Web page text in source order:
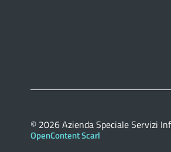
© 2026Azienda Speciale Servizi
OpenContent Scarl